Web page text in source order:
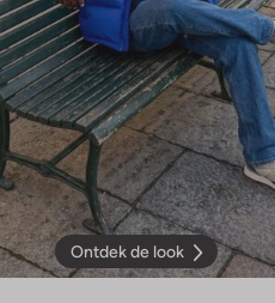
Ontdek de look